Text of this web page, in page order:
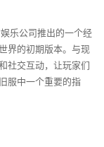
乐公司推出的一个经
界的初期版本。与现
社交互动，让玩家们
服中一个重要的指